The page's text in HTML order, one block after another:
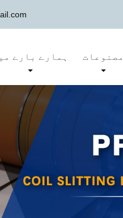
ہمارے بارے مصنوعات